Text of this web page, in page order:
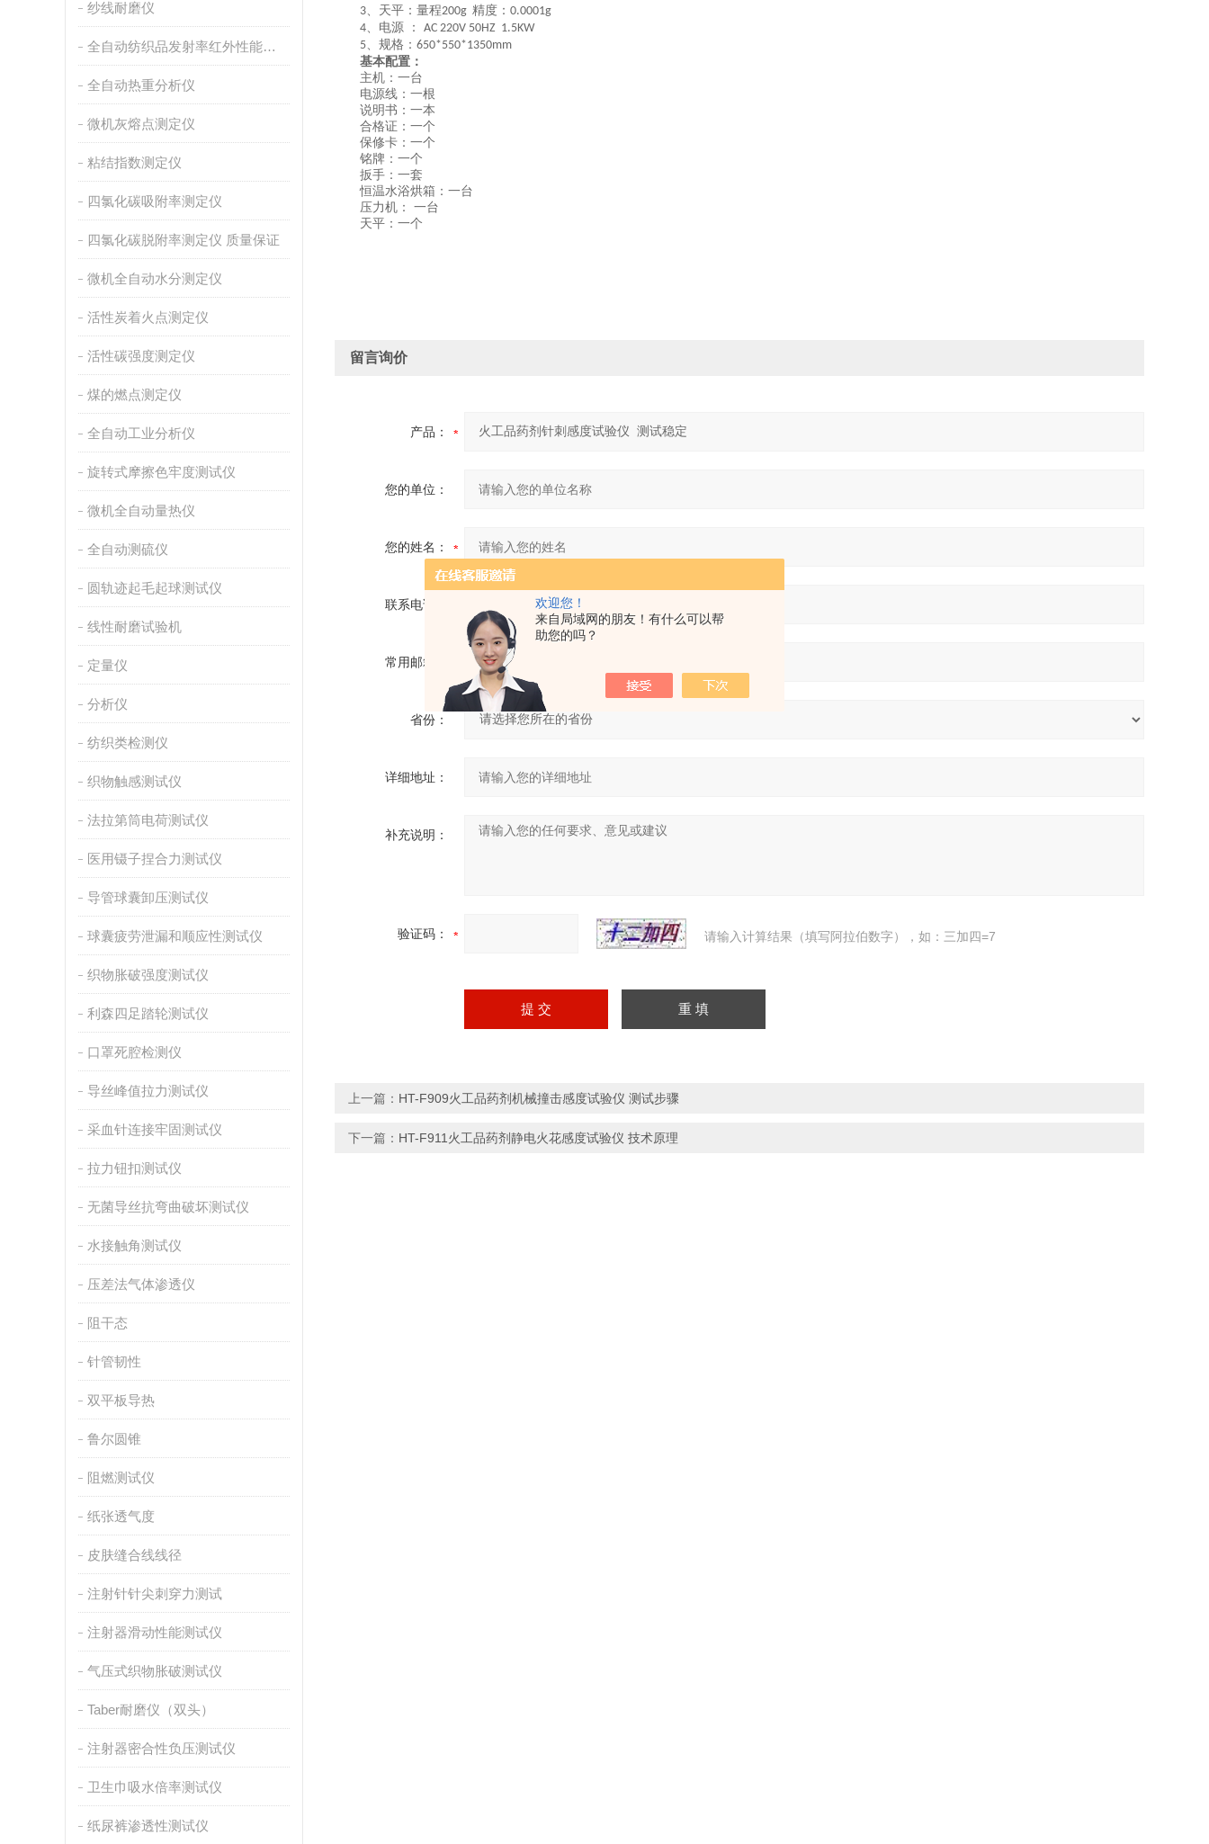
欢迎您！
来自局域网的朋友！有什么可以帮
助您的吗？
纱线耐磨仪
全自动纺织品发射率红外性能分析
全自动热重分析仪
微机灰熔点测定仪
粘结指数测定仪
四氯化碳吸附率测定仪
四氯化碳脱附率测定仪 质量保证
微机全自动水分测定仪
活性炭着火点测定仪
活性碳强度测定仪
煤的燃点测定仪
全自动工业分析仪
旋转式摩擦色牢度测试仪
微机全自动量热仪
全自动测硫仪
圆轨迹起毛起球测试仪
线性耐磨试验机
定量仪
分析仪
纺织类检测仪
织物触感测试仪
法拉第筒电荷测试仪
医用镊子捏合力测试仪
导管球囊卸压测试仪
球囊疲劳泄漏和顺应性测试仪
织物胀破强度测试仪
利森四足踏轮测试仪
口罩死腔检测仪
导丝峰值拉力测试仪
采血针连接牢固测试仪
拉力钮扣测试仪
无菌导丝抗弯曲破坏测试仪
水接触角测试仪
压差法气体渗透仪
阻干态
针管韧性
双平板导热
鲁尔圆锥
阻燃测试仪
纸张透气度
皮肤缝合线线径
注射针针尖刺穿力测试
注射器滑动性能测试仪
气压式织物胀破测试仪
Taber耐磨仪（双头）
注射器密合性负压测试仪
卫生巾吸水倍率测试仪
纸尿裤渗透性测试仪
3、天平：量程200g 精度： 0.0001g
4、电源 ：
AC 220V 50HZ 1.5KW
5、规格： 650*550*1350mm
基本配置：
主机：一台
电源线：一根
说明书：一本
合格证：一个
保修卡：一个
铭牌：一个
扳手：一套
恒温水浴烘箱：一台
压力机：
一台
天平：一个
留言询价
产品：
您的单位：
您的姓名：
联系电话：
常用邮箱：
省份：
详细地址：
补充说明：
验证码： 请输入计算结果（填写阿拉伯数字），如：三加四=7
上一篇： HT-F909火工品药剂机械撞击感度试验仪 测试步骤
下一篇： HT-F911火工品药剂静电火花感度试验仪 技术原理